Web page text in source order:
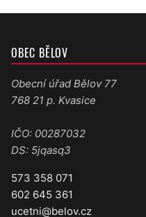
OBEC BĚLOV
Obecní úřad Bělov 77
768 21 p. Kvasice
IČO: 00287032
DS: 5jqasq3
573 358 071
602 645 361
ucetni@belov.cz